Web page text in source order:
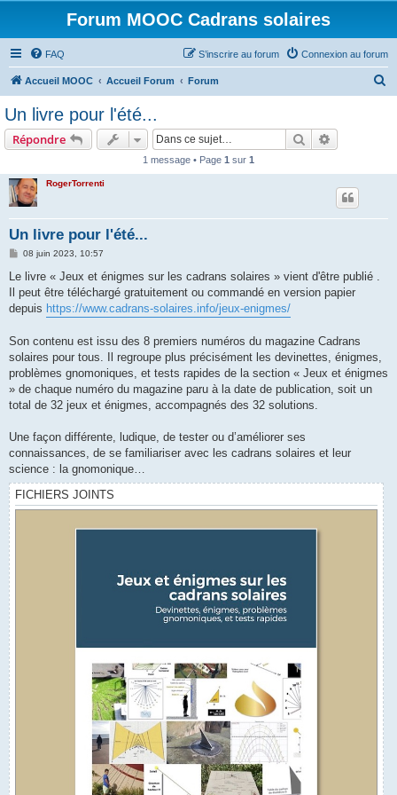
Forum MOOC Cadrans solaires
FAQ Connexion au forum
S’inscrire au forum
Accueil MOOC Accueil Forum Forum
Un livre pour l'été...
Répondre Rechercher
1 message • Page 1 sur 1
RogerTorrenti
Un livre pour l'été...
M
s
a
g
e
08 juin 2023, 10:57
Le livre « Jeux et énigmes sur les cadrans solaires » vient d'être publié .
Il peut être téléchargé gratuitement ou commandé en version papier
depuis https://www.cadrans-solaires.info/jeux-enigmes/
Son contenu est issu des 8 premiers numéros du magazine Cadrans
solaires pour tous. Il regroupe plus précisément les devinettes, énigmes,
problèmes gnomoniques, et tests rapides de la section « Jeux et énigmes
» de chaque numéro du magazine paru à la date de publication, soit un
total de 32 jeux et énigmes, accompagnés des 32 solutions.
Une façon différente, ludique, de tester ou d’améliorer ses
connaissances, de se familiariser avec les cadrans solaires et leur
science : la gnomonique…
FICHIERS JOINTS